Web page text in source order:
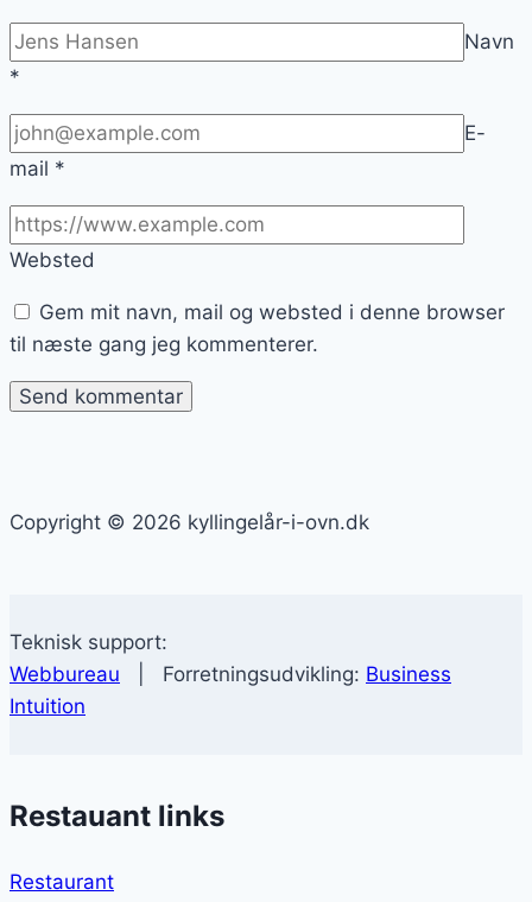
Navn
*
E-
mail *
Websted
Gem mit navn, mail og websted i denne browser
til næste gang jeg kommenterer.
Copyright © 2026 kyllingelår-i-ovn.dk
Teknisk support:
Webbureau | Forretningsudvikling: Business
Intuition
Restauant links
Restaurant